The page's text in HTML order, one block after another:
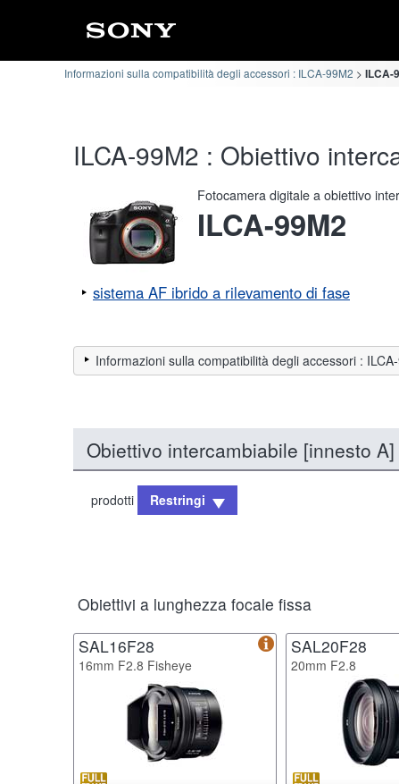
Informazioni sulla compatibilità degli accessori : ILCA-99M2 ILCA-
ILCA-99M2 : Obiettivo
Fotocamera digitale a obiettivo
ILCA-99M2
sistema AF ibrido a rilevamento di fase
Informazioni sulla compatibilità degli accessori :
Obiettivo intercambiabile [innesto A]
prodotti Restringi
Obiettivi a lunghezza focale fissa
SAL16F28
16mm F2.8 Fisheye
SAL20F28
20mm F2.8